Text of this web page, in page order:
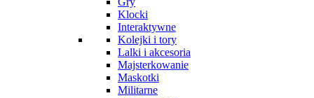
Klocki
Interaktywne
Kolejki i tory
Lalki i akcesoria
Majsterkowanie
Maskotki
Militarne